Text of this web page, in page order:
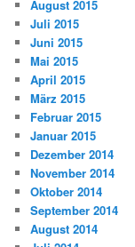
August 2015
Juli 2015
Juni 2015
Mai 2015
April 2015
März 2015
Februar 2015
Januar 2015
Dezember 2014
November 2014
Oktober 2014
September 2014
August 2014